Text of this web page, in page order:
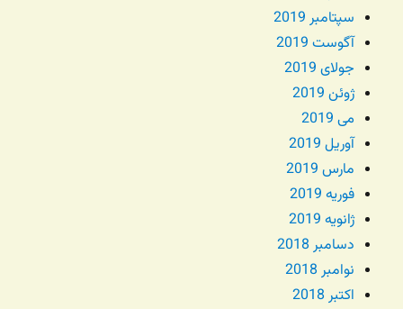
سپتامبر 2019
آگوست 2019
جولای 2019
ژوئن 2019
می 2019
آوریل 2019
مارس 2019
فوریه 2019
ژانویه 2019
دسامبر 2018
نوامبر 2018
اکتبر 2018